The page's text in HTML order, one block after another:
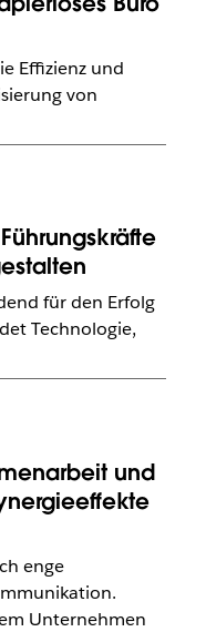
Effizienz und
von
für den Erfolg
Technologie,
und
enge
Unternehmen